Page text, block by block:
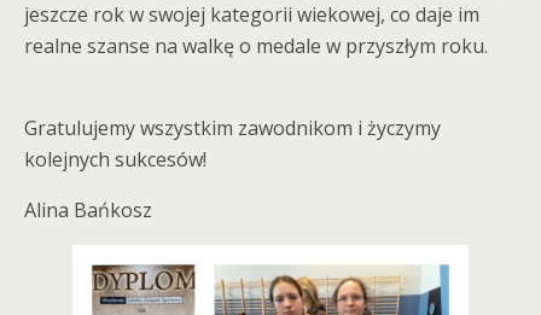
jeszcze rok w swojej kategorii wiekowej, co daje im
realne szanse na walkę o medale w przyszłym roku.
Gratulujemy wszystkim zawodnikom i życzymy
kolejnych sukcesów!
Alina Bańkosz